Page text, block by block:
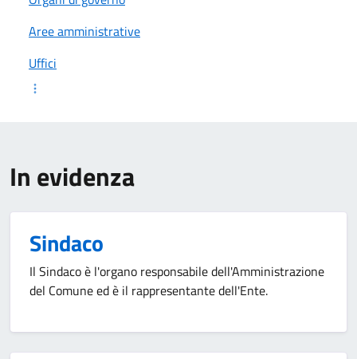
Aree amministrative
Uffici
In evidenza
Sindaco
Il Sindaco è l'organo responsabile dell'Amministrazione
del Comune ed è il rappresentante dell'Ente.